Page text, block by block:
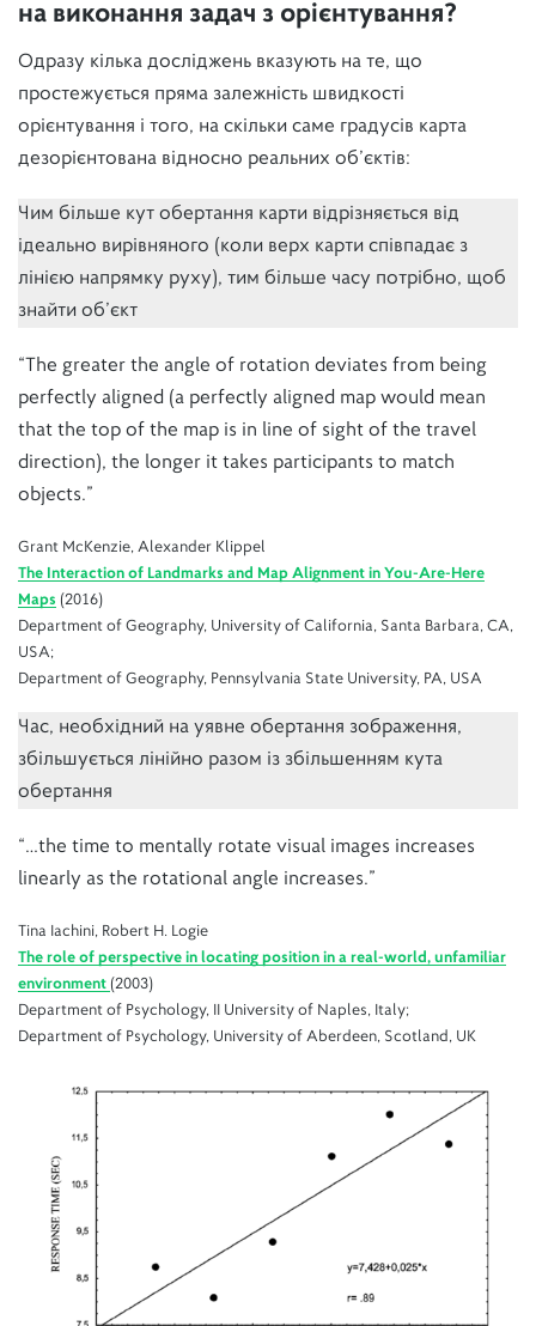
на виконання задач з орієнтування?
Одразу кілька досліджень вказують на те, що
простежується пряма залежність швидкості
орієнтування і того, на скільки саме градусів карта
дезорієнтована відносно реальних об’єктів:
Чим більше кут обертання карти відрізняється від
ідеально вирівняного (коли верх карти співпадає з
лінією напрямку руху), тим більше часу потрібно, щоб
знайти об’єкт
“The greater the angle of rotation deviates from being
perfectly aligned (a perfectly aligned map would mean
that the top of the map is in line of sight of the travel
direction), the longer it takes participants to match
objects.”
Grant McKenzie, Alexander Klippel
The Interaction of Landmarks and Map Alignment in You-Are-Here
Maps (2016)
Department of Geography, University of California, Santa Barbara, CA,
USA;
Department of Geography, Pennsylvania State University, PA, USA
Час, необхідний на уявне обертання зображення,
збільшується лінійно разом із збільшенням кута
обертання
“…the time to mentally rotate visual images increases
linearly as the rotational angle increases.”
Tina Iachini, Robert H. Logie
The role of perspective in locating position in a real‐world, unfamiliar
environment (2003)
Department of Psychology, II University of Naples, Italy;
Department of Psychology, University of Aberdeen, Scotland, UK